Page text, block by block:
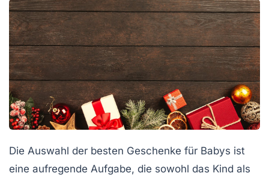
Die Auswahl der besten Geschenke für Babys ist
eine aufregende Aufgabe, die sowohl das Kind als